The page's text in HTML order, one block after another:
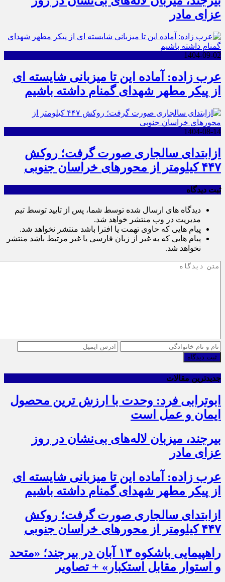
عزای مادر
1404-09-02
عرب زاده: آماده این تا میزبانی شایسته ای
از پیکر مطهر شهدای گمنام داشته باشیم
1404-08-14
ازابتدای سالجاری صورت گرفت؛ روکش
۴۴۷ کیلومتر از محورهای خراسان جنوبی
ثبت دیدگاه
دیدگاه های ارسال شده توسط شما، پس از تایید توسط تیم
مدیریت در وب منتشر خواهد شد.
پیام هایی که حاوی تهمت یا افترا باشد منتشر نخواهد شد.
پیام هایی که به غیر از زبان فارسی یا غیر مرتبط باشد منتشر
نخواهد شد.
ثبت دیدگاه
جدیدترین مقالات
ابوترابی فرد: وحدت با ارزش ترین محصول
ایمان و عمل است
بیرجند، میزبان لاله‌های بی‌نشان در روز
عزای مادر
عرب زاده: آماده این تا میزبانی شایسته ای
از پیکر مطهر شهدای گمنام داشته باشیم
ازابتدای سالجاری صورت گرفت؛ روکش
۴۴۷ کیلومتر از محورهای خراسان جنوبی
راهپیمایی باشکوه ۱۳ آبان در بیرجند؛ «متحد
و استوار مقابل استکبار» + تصاویر